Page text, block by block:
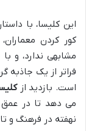
این کلیسا، با
کور کردن
مشابهی ندارد، و
فراتر از یک جاذبه
است. بازدید از
می دهد تا در عمق
نهفته در فرهنگ و